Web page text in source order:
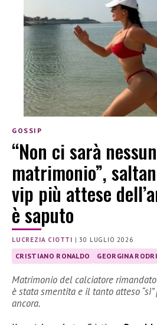
GOSSIP
“Non ci sarà nessun
matrimonio”,
vip più attese
è saputo
LUCREZIA CIOTTI |30 LUGLIO 2026
CRISTIANO RONALDO GEORGINA
Matrimonio del calciatore
è stata smentita e il tanto atteso
ancora.